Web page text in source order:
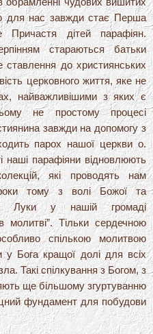
для нас завжди стає Перша
дітей парафіян.
стараються батьки
ставлення до християнських
церковного життя, яке не
найважливішими з яких є
не простому процесі
завжди на допомогу з
парох нашої церкви о.
наші парафіяни відновлюють
які проводять нам
тому з волі Божої та
Луки у нашій громаді
молитві”. Тільки сердечною
спількою молитвою
Бога кращої долі для всіх
Такі спілкування з Богом, з
ще більшому згуртуванню
фундамент для побудови